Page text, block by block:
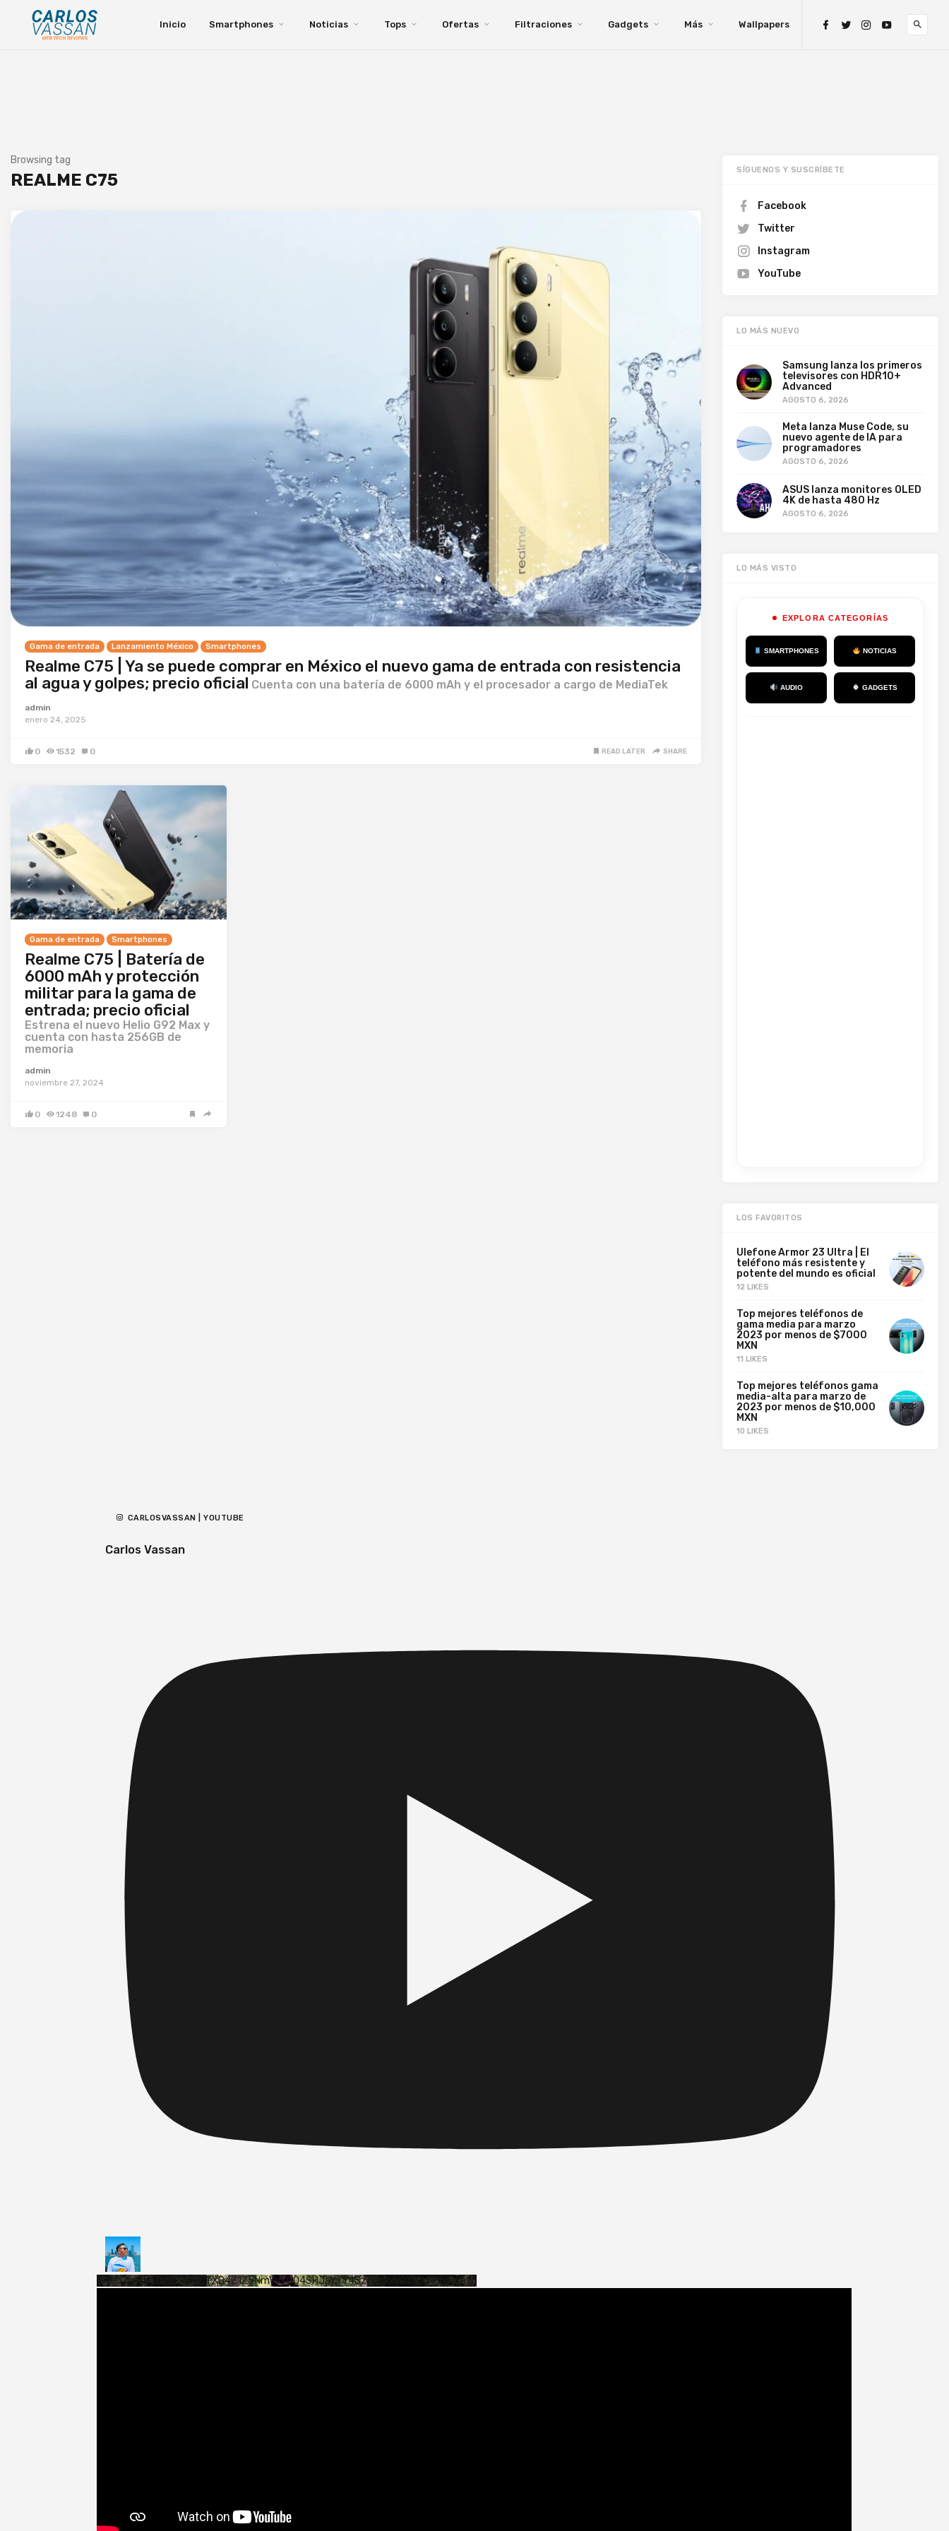
Inicio Smartphones Noticias Tops Ofertas Filtraciones Gadgets Más Wallpapers
Browsing tag
REALME C75
Gama de entrada Lanzamiento México Smartphones
Realme C75 | Ya se puede comprar en México el nuevo gama de entrada con resistencia
al agua y golpes; precio oficial Cuenta con una batería de 6000 mAh y el procesador a cargo de MediaTek
admin
enero 24, 2025
0 1532 0 READ LATER SHARE
Gama de entrada Smartphones
Realme C75 | Batería de
6000 mAh y protección
militar para la gama de
entrada; precio oficial
Estrena el nuevo Helio G92 Max y
cuenta con hasta 256GB de
memoria
admin
noviembre 27, 2024
0 1248 0
SÍGUENOS Y SUSCRÍBETE
Facebook
Twitter
Instagram
YouTube
LO MÁS NUEVO
Samsung lanza los primeros
televisores con HDR10+
Advanced
AGOSTO 6, 2026
Meta lanza Muse Code, su
nuevo agente de IA para
programadores
AGOSTO 6, 2026
ASUS lanza monitores OLED
4K de hasta 480 Hz
AGOSTO 6, 2026
LO MÁS VISTO
EXPLORA CATEGORÍAS
SMARTPHONES NOTICIAS
AUDIO GADGETS
LOS FAVORITOS
Ulefone Armor 23 Ultra | El
teléfono más resistente y
potente del mundo es oficial
12 LIKES
Top mejores teléfonos de
gama media para marzo
2023 por menos de $7000
MXN
11 LIKES
Top mejores teléfonos gama
media-alta para marzo de
2023 por menos de $10,000
MXN
10 LIKES
CARLOSVASSAN | YOUTUBE
Carlos Vassan
Vídeo de YouTube VVVWTXB4Z1Z5NmVvTUQ4SHJaYTY4SzJ3LkxyRXNwNHNfamtn